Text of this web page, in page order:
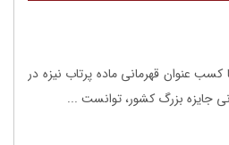
عنوان قهرمانی ماده پرتاب نیزه در
جایزه بزرگ کشور، توانست ...